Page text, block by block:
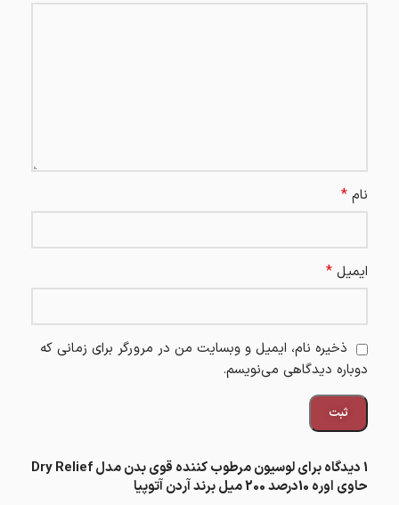
1 دیدگاه برای
لوسیون مرطوب کننده قوی بدن مدل Dry Relief
حاوی اوره 10درصد 200 میل برند آردن آتوپیا
نام *
ایمیل *
ذخیره نام، ایمیل و وبسایت من در مرورگر برای زمانی که
دوباره دیدگاهی می‌نویسم.